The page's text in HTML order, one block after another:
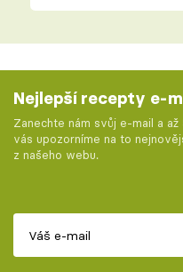
Nejlepší recepty e-
Zanechte nám svůj e-mail a
vás upozorníme na to
z našeho webu.